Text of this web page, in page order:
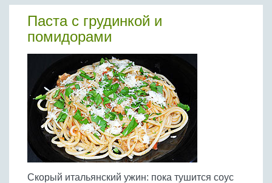
Паста с грудинкой и
помидорами
Скорый итальянский ужин: пока тушится соус